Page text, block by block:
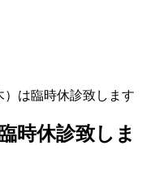
）は臨時休診致します
時休診致しま